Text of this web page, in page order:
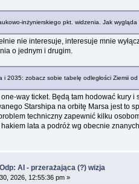
inżynierskiego pkt. widzenia. Jak
nie interesuje, interesuje mnie
o jednym i drugim.
i 2035: zobacz sobie tabelę odległości Ziemii od
way ticket. Będą tam hodować kury
Starshipa na orbitę Marsa jest to
techniczny zapewnić kilku
lata a podróż wg obecnie
Odp: AI - przerażająca (?) wizja
2026, 12:55:36 pm »